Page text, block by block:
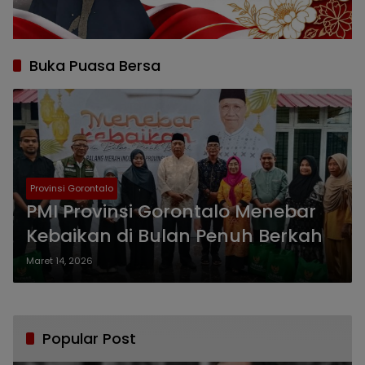
Buka Puasa Bersa
Provinsi Gorontalo
PMI Provinsi Gorontalo Menebar
Kebaikan di Bulan Penuh Berkah
Maret 14, 2026
Popular Post